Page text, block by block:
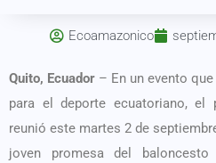
Ecoamazonico
Quito, Ecuador – En un evento
para el deporte ecuatoriano, el
reunió este martes 2 de
joven promesa del